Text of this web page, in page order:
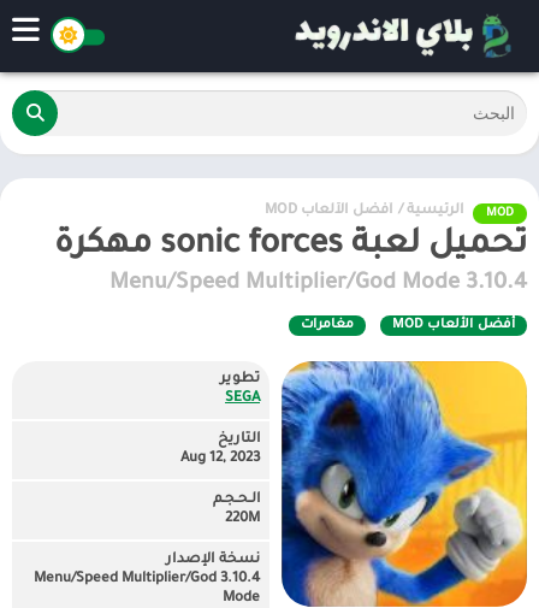
MOD الرئيسية / أفضل الألعاب MOD
تحميل لعبة sonic forces مهكرة
3.10.4 Menu/Speed Multiplier/God Mode
أفضل الألعاب MOD مغامرات
تطوير
SEGA
التاريخ
Aug 12, 2023
الـحـجـم
220M
نسخة الإصدار
3.10.4 Menu/Speed Multiplier/God
Mode